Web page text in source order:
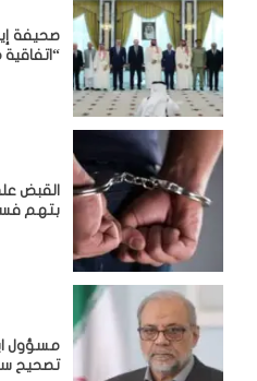
صحيفة
القبض
بتهم
مسؤول
تصحيح